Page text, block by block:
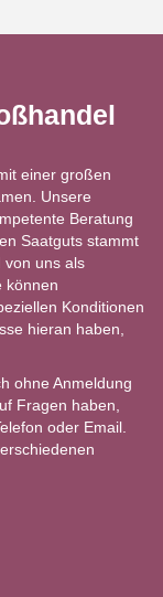
einer großen
Unsere
Beratung
Saatguts stammt
von uns als
können
Konditionen
hieran haben,
ohne Anmeldung
Fragen haben,
oder Email.